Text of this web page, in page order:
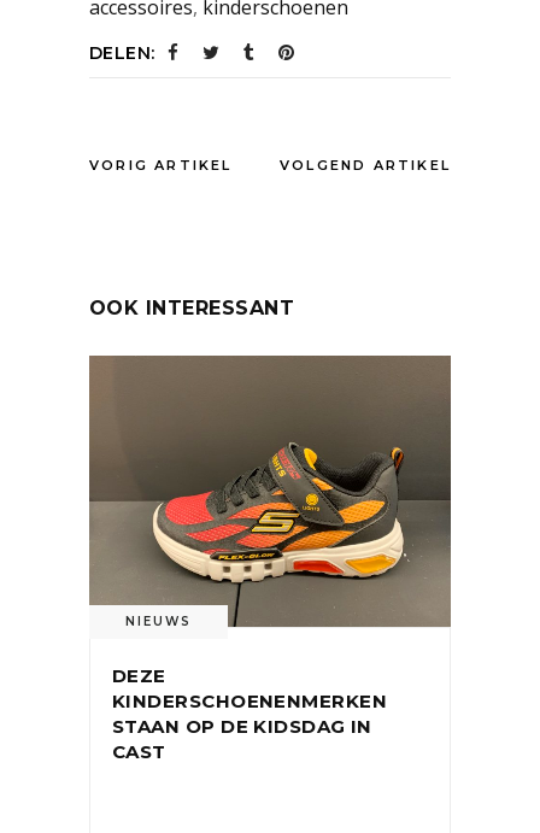
accessoires, kinderschoenen
DELEN:
VORIG ARTIKEL VOLGEND ARTIKEL
OOK INTERESSANT
NIEUWS
DEZE
KINDERSCHOENENMERKEN
STAAN OP DE KIDSDAG IN
CAST